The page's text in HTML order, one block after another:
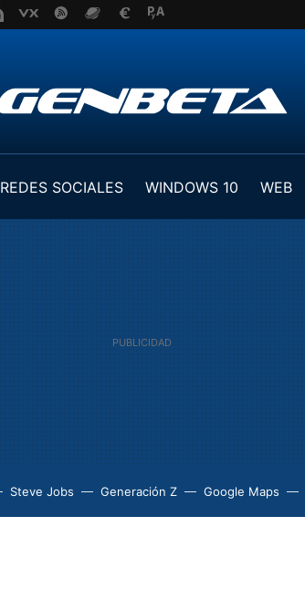
REDES SOCIALES WINDOWS 10 WEB
Steve Jobs Generación Z Google Maps